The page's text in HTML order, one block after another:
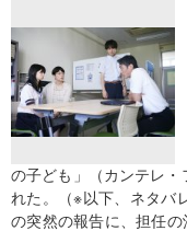
の子ども」（カンテレ・
れた。（※以下、ネタ
の突然の報告に、担任